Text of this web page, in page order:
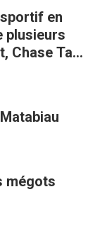
en
plusieurs
Chase Tag,
mégots